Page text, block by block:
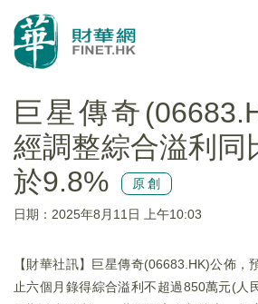
巨星傳奇
經調整綜合溢利同
於9.8%
原創
日期：2025年8月11日 上午10:03
【財華社訊】巨星傳奇(06683.HK)公佈，
止六個月錄得綜合溢利不超過850萬元(人